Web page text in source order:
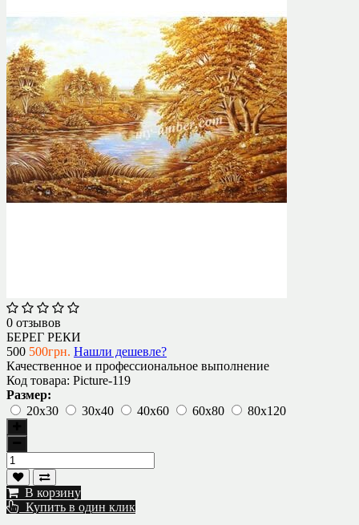
0 отзывов
БЕРЕГ РЕКИ
500 500грн. Нашли дешевле?
Качественное и профессиональное выполнение
Код товара: Picture-119
Размер:
20х30
30х40 40х60 60х80 80х120
В корзину
Купить в один клик